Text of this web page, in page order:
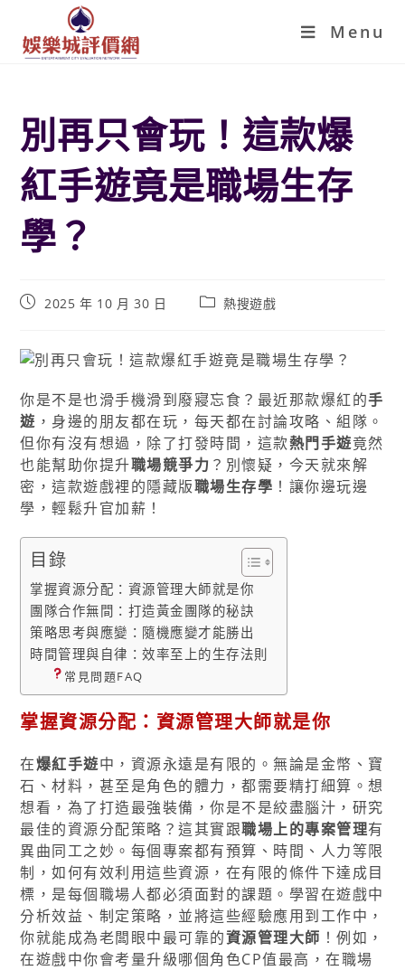
Menu
別再只會玩！這款爆
紅手遊竟是職場生存
學？
2025 年 10 月 30 日 熱搜遊戲
你是不是也滑手機滑到廢寢忘食？最近那款爆紅的手
遊 ，身邊的朋友都在玩，每天都在討論攻略、組隊。
但你有沒有想過，除了打發時間，這款熱門手遊竟然
也能幫助你提升職場競爭力 ？別懷疑，今天就來解
密，這款遊戲裡的隱藏版職場生存學 ！讓你邊玩邊
學，輕鬆升官加薪！
目錄
掌握資源分配：資源管理大師就是你
團隊合作無間：打造黃金團隊的秘訣
策略思考與應變：隨機應變才能勝出
時間管理與自律：效率至上的生存法則
常見問題FAQ
掌握資源分配：資源管理大師就是你
在爆紅手遊中，資源永遠是有限的。無論是金幣、寶
石、材料，甚至是角色的體力，都需要精打細算。想
想看，為了打造最強裝備，你是不是絞盡腦汁，研究
最佳的資源分配策略？這其實跟職場上的專案管理有
異曲同工之妙。每個專案都有預算、時間、人力等限
制，如何有效利用這些資源，在有限的條件下達成目
標，是每個職場人都必須面對的課題。學習在遊戲中
分析效益、制定策略，並將這些經驗應用到工作中，
你就能成為老闆眼中最可靠的資源管理大師 ！例如，
在遊戲中你會考量升級哪個角色CP值最高，在職場